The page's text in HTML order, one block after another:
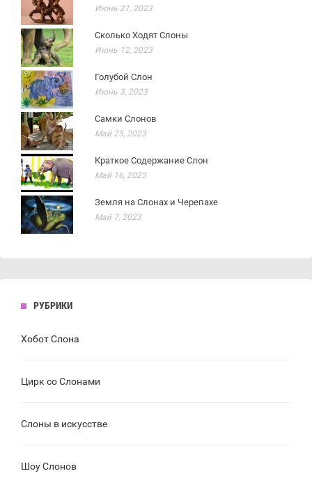
Июнь 21, 2023
Сколько Ходят Слоны
Июнь 12, 2023
Голубой Слон
Июнь 3, 2023
Самки Слонов
Май 25, 2023
Краткое Содержание Слон
Май 16, 2023
Земля на Слонах и Черепахе
Май 7, 2023
РУБРИКИ
Хобот Слона
Цирк со Слонами
Слоны в искусстве
Шоу Слонов